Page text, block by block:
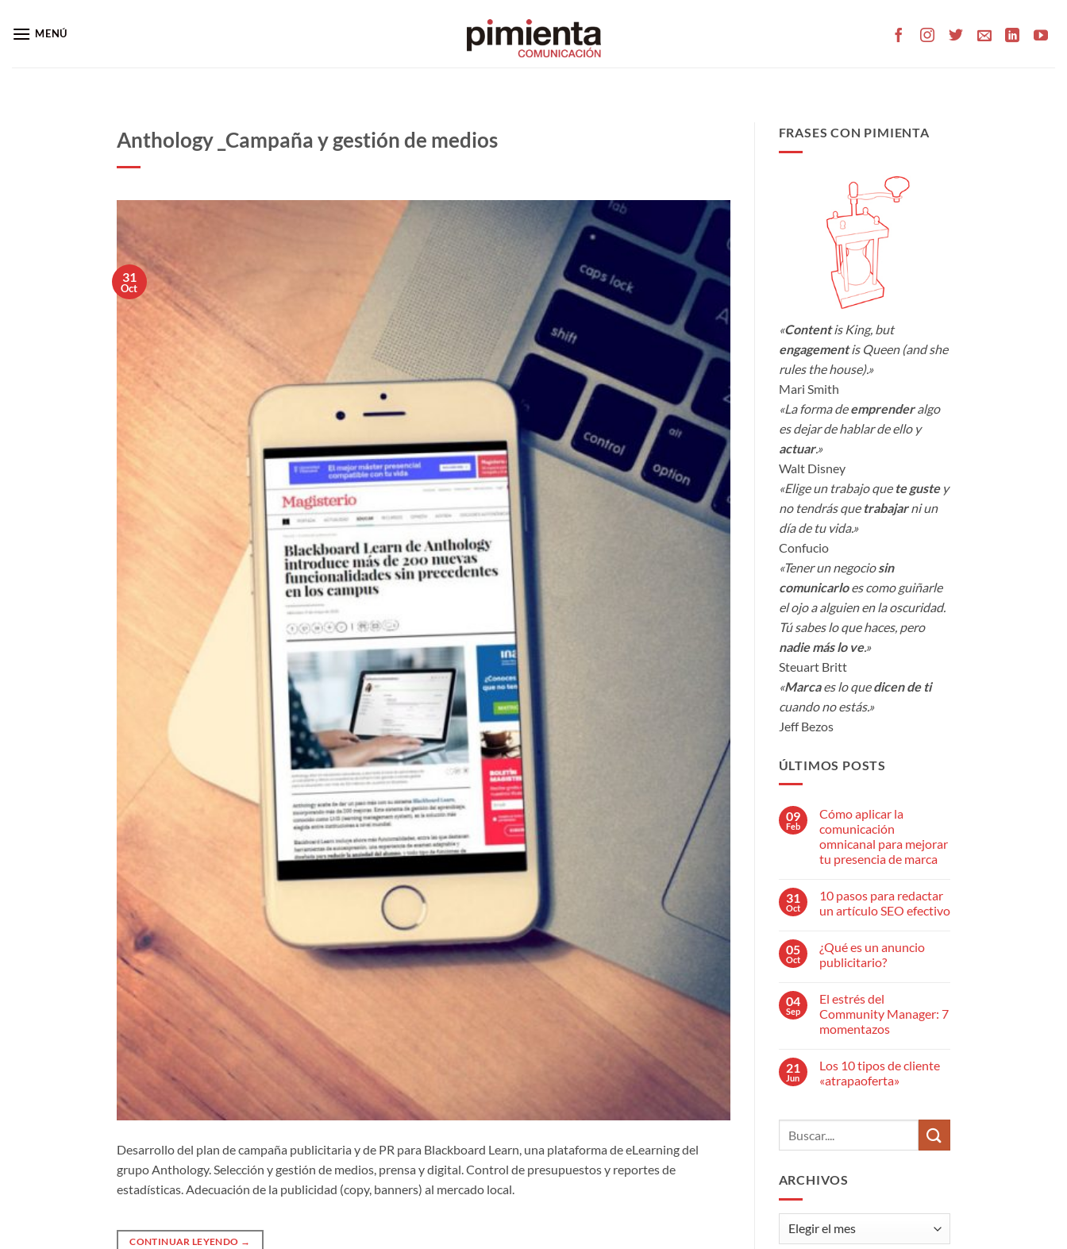
MENÚ
Anthology _Campaña y gestión de medios
31
Oct
Desarrollo del plan de campaña publicitaria y de PR para Blackboard Learn, una plataforma de eLearning del
grupo Anthology. Selección y gestión de medios, prensa y digital. Control de presupuestos y reportes de
estadísticas. Adecuación de la publicidad (copy, banners) al mercado local.
CONTINUAR LEYENDO →
FRASES CON PIMIENTA
«Contentis King, but
engagementis Queen (and she
rules the house).»
Mari Smith
«La forma deemprenderalgo
es dejar de hablar de ello y
actuar.»
Walt Disney
«Elige un trabajo que te gustey
no tendrás que trabajarni un
día de tu vida.»
Confucio
«Tener un negocio sin
comunicarloes como guiñarle
el ojo a alguien en la oscuridad.
Tú sabes lo que haces, pero
nadie más lo ve.»
Steuart Britt
«Marcaes lo quedicen de ti
cuando no estás.»
Jeff Bezos
ÚLTIMOS POSTS
09
Feb
Cómo aplicar la
comunicación
omnicanal para mejorar
tu presencia de marca
comentarios
Cómo
comunicación
omnicanal
para
presencia
de
marca
31
Oct
10 pasos para redactar
un artículo SEO efectivo
comentarios
en
10
redactar
un
artículo
SEO
05
Oct
¿Qué es un anuncio
publicitario?
comentarios
en
¿Qué
es
publicitario?
04
Sep
El estrés del
Community Manager: 7
momentazos
comentarios
El
7
momentazos
21
Jun
Los 10 tipos de cliente
«atrapaoferta»
comentarios
Los
10
cliente
ARCHIVOS